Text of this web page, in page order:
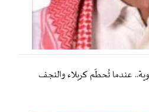
عندما تُحطّم كربلاء والنجف